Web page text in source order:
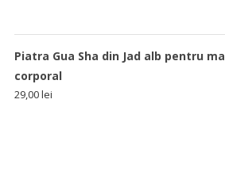
Piatra Gua Sha din Jad alb pentru
corporal
29,00lei